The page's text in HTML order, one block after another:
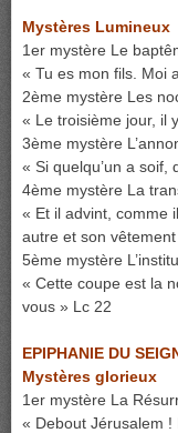
Mystères Lumineux
1er mystère Le
« Tu es mon fils. Moi
2ème mystère Les
« Le troisième jour, il
3ème mystère
« Si quelqu’un a soif,
4ème mystère La
« Et il advint, comme
autre et son
5ème mystère
« Cette coupe est la
vous » Lc 22
EPIPHANIE DU
Mystères glorieux
1er mystère La
« Debout Jérusalem